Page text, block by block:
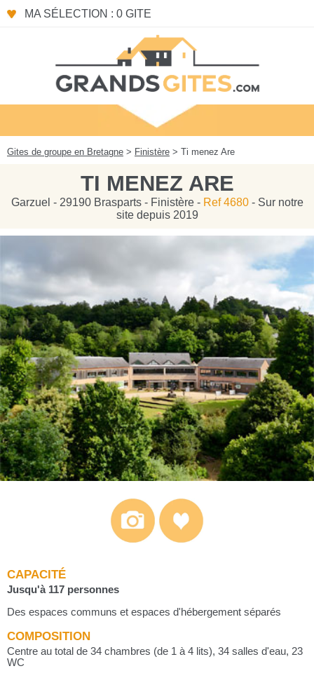
MA SÉLECTION : 0 GITE
Gites de groupe en Bretagne > Finistère > Ti menez Are
TI MENEZ ARE
Garzuel - 29190 Brasparts - Finistère - Ref 4680- Sur notre
site depuis 2019
CAPACITÉ
Jusqu'à 117 personnes
Des espaces communs et espaces d'hébergement séparés
COMPOSITION
Centre au total de 34 chambres (de 1 à 4 lits), 34 salles d'eau, 23
WC
Panneau de gestion des cookies